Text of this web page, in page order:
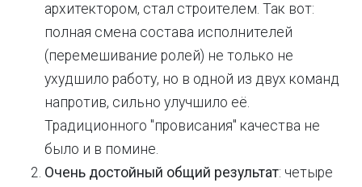
архитектором, стал строителем. Так вот:
полная смена состава исполнителей
(перемешивание ролей) не только не
ухудшило работу, но в одной из двух команд
напротив, сильно улучшило её.
Традиционного "провисания" качества не
было и в помине.
Очень достойный общий результат: четыре